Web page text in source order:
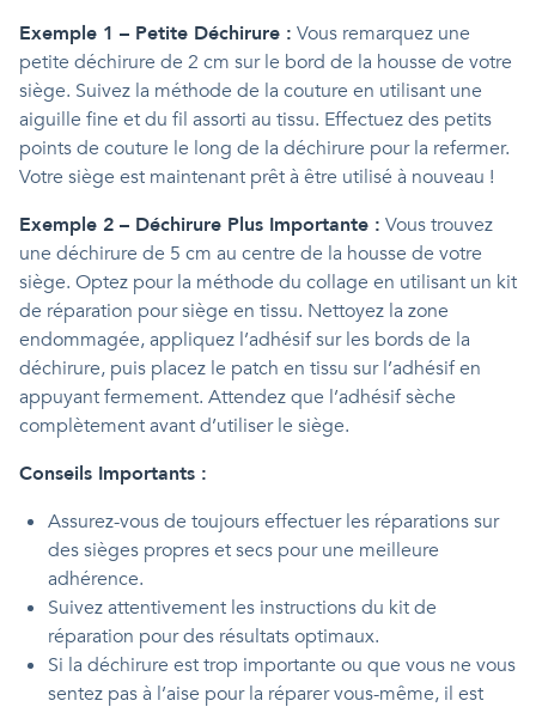
Exemple 1 – Petite Déchirure : Vous remarquez une
petite déchirure de 2 cm sur le bord de la housse de votre
siège. Suivez la méthode de la couture en utilisant une
aiguille fine et du fil assorti au tissu. Effectuez des petits
points de couture le long de la déchirure pour la refermer.
Votre siège est maintenant prêt à être utilisé à nouveau !
Exemple 2 – Déchirure Plus Importante : Vous trouvez
une déchirure de 5 cm au centre de la housse de votre
siège. Optez pour la méthode du collage en utilisant un kit
de réparation pour siège en tissu. Nettoyez la zone
endommagée, appliquez l’adhésif sur les bords de la
déchirure, puis placez le patch en tissu sur l’adhésif en
appuyant fermement. Attendez que l’adhésif sèche
complètement avant d’utiliser le siège.
Conseils Importants :
Assurez-vous de toujours effectuer les réparations sur
des sièges propres et secs pour une meilleure
adhérence.
Suivez attentivement les instructions du kit de
réparation pour des résultats optimaux.
Si la déchirure est trop importante ou que vous ne vous
sentez pas à l’aise pour la réparer vous-même, il est